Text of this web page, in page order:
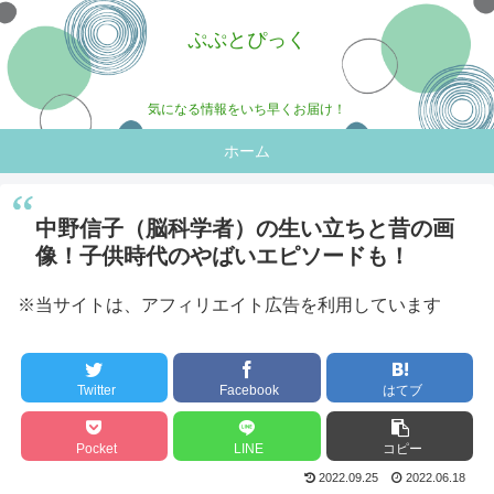
ぷぷとぴっく
気になる情報をいち早くお届け！
ホーム
中野信子（脳科学者）の生い立ちと昔の画
像！子供時代のやばいエピソードも！
※当サイトは、アフィリエイト広告を利用しています
Twitter Facebook はてブ
Pocket LINE コピー
2022.09.25 2022.06.18